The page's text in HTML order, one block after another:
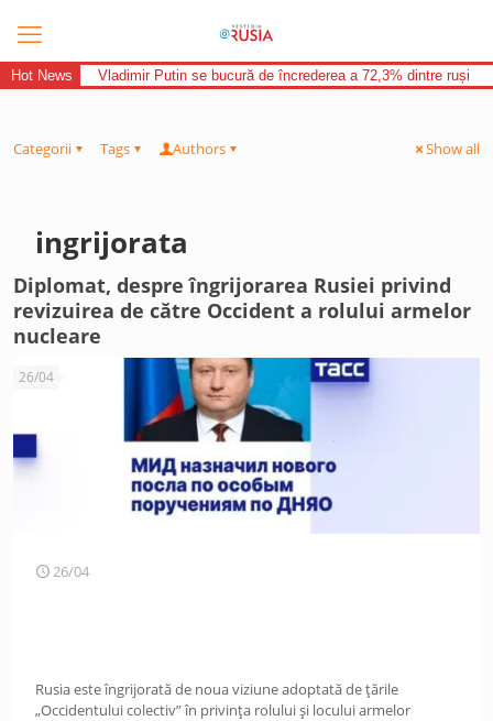
Hot News Vladimir Putin se bucură de încrederea a 72,3% dintre ruși
Categorii Tags Authors Show all
ingrijorata
Diplomat, despre îngrijorarea Rusiei privind
revizuirea de către Occident a rolului armelor
nucleare
26/04
26/04
Rusia este îngrijorată de noua viziune adoptată de țările
„Occidentului colectiv” în privința rolului și locului armelor